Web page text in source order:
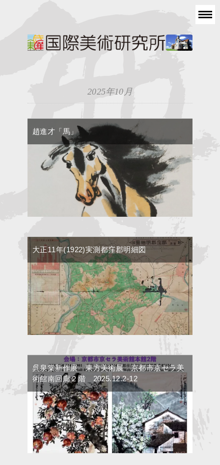
2025年10月
趙進才「馬」
大正11年(1922)実測都窪郡明細図
呉泉棠新作展 東方美術展 京都市京セラ美
術館南回廊２階 2025.12.2-12